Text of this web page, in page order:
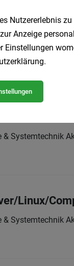
Systems
& Systemtechnik
& Systemtechnik
Linux/
& Systemtechnik
Nutzererlebnis
Anzeige
Einstellungen
.